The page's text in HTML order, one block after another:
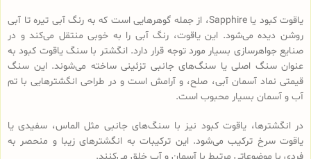
یاقوت کبود یا Sapphire، از جمله گوهرهایی است که به رنگ آبی تیره تا آبی
روشن دیده می‌شود. این یاقوت، رنگ آبی را به خوبی منتقل می‌کند و در
صنایع جواهرسازی بسیار مورد توجه قرار دارد. انگشتر با سنگ یاقوت کبود به
عنوان سنگ اصلی یا سنگ‌های جانبی تزئینی ساخته می‌شوند. این سنگ
قیمتی نماد آسمان آبی، صلح، و آرامش است و در طراحی انگشترهایی با تم
آب و آسمان بسیار محبوب است.
در انگشترها، یاقوت کبود نیز با سنگ‌های جانبی مثل الماس، سفیدی یا
یاقوت سرخ ترکیب می‌شود. این ترکیبات به انگشترهای زیبا و منحصر به